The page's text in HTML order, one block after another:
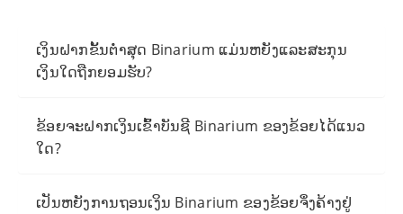
ເງິນຝາກຂັ້ນຕ່ໍາສຸດ Binarium ແມ່ນຫຍັງແລະສະກຸນ
ເງິນໃດຖືກຍອມຮັບ?
ຂ້ອຍຈະຝາກເງິນເຂົ້າບັນຊີ Binarium ຂອງຂ້ອຍໄດ້ແນວ
ໃດ?
ເປັນຫຍັງການຖອນເງິນ Binarium ຂອງຂ້ອຍຈຶ່ງຄ້າງຢູ່